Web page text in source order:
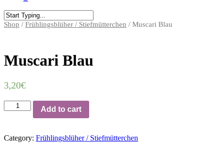
Shop / Frühlingsblüher / Stiefmütterchen / Muscari Blau
Muscari Blau
3,20€
Muscari
Blau
Add to cart
Category: Frühlingsblüher / Stiefmütterchen